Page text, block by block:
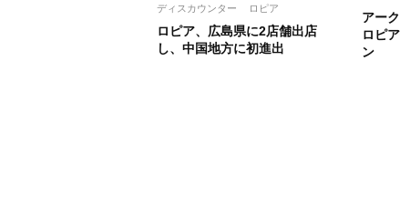
ディスカウンター
ロピア
ロピア、広島県に2店舗出店
し、中国地方に初進出
アー
ロピ
ン